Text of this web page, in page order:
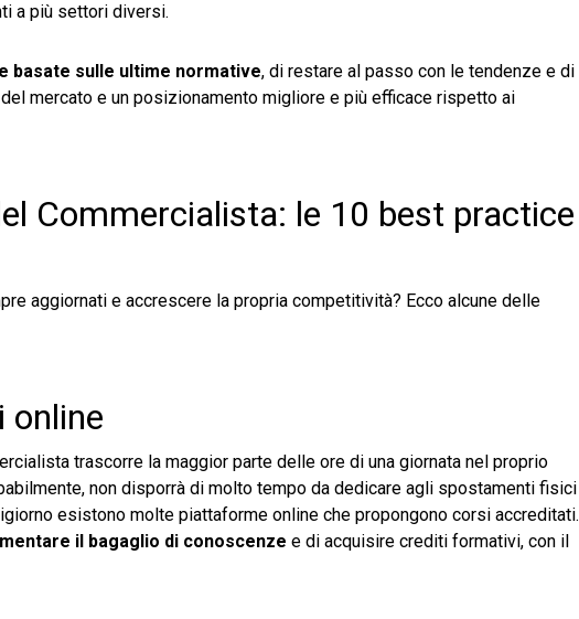
a più settori diversi.
basate sulle ultime normative, di restare al passo con le tendenze e di
mercato e un posizionamento migliore e più efficace rispetto ai
Commercialista: le 10 best practice
aggiornati e accrescere la propria competitività? Ecco alcune delle
online
trascorre la maggior parte delle ore di una giornata nel proprio
non disporrà di molto tempo da dedicare agli spostamenti fisici
esistono molte piattaforme online che propongono corsi accreditati.
il bagaglio di conoscenze e di acquisire crediti formativi, con il